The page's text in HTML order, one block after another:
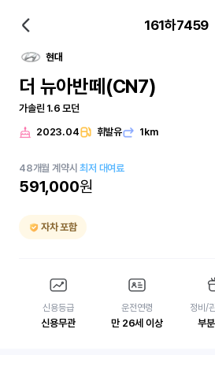
161하7459
현대
더 뉴아반떼(CN7)
가솔린 1.6 모던
2023.04 휘발유 1km
48개월 계약시최저 대여료
591,000원
자차 포함
신용등급
신용무관
운전연령
만 26세 이상
정비/
부